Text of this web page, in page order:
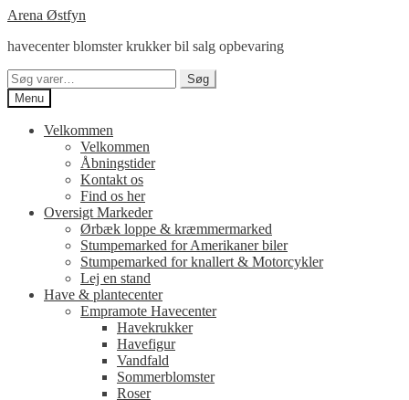
Spring
navigation
Spring
indhold
Arena Østfyn
havecenter blomster krukker bil salg opbevaring
Søg
efter:
Søg
Menu
Velkommen
Velkommen
Åbningstider
Kontakt os
Find os her
Oversigt Markeder
Ørbæk loppe & kræmmermarked
Stumpemarked for Amerikaner biler
Stumpemarked for knallert & Motorcykler
Lej en stand
Have & plantecenter
Empramote Havecenter
Havekrukker
Havefigur
Vandfald
Sommerblomster
Roser